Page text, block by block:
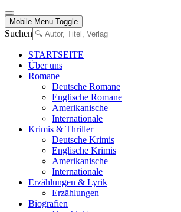
Mobile Menu Toggle
Suchen
STARTSEITE
Über uns
Romane
Deutsche Romane
Englische Romane
Amerikanische
Internationale
Krimis & Thriller
Deutsche Krimis
Englische Krimis
Amerikanische
Internationale
Erzählungen & Lyrik
Erzählungen
Biografien